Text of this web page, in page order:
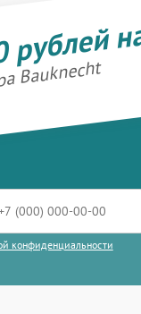
Bauknecht
конфиденциальности